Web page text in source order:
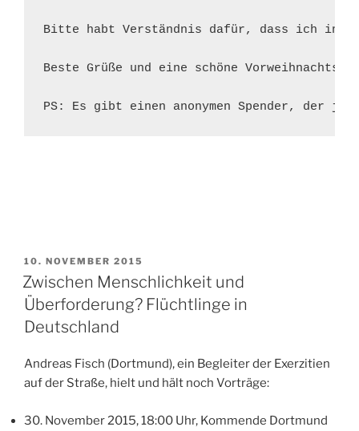
Bitte habt Verständnis dafür, dass ich in
Beste Grüße und eine schöne
PS: Es gibt einen anonymen Spender, der
VERÖFFENTLICHT
AM
10. NOVEMBER 2015
Zwischen Menschlichkeit und
Überforderung? Flüchtlinge in
Deutschland
Andreas Fisch (Dortmund), ein Begleiter der Exerzitien
auf der Straße, hielt und hält noch Vorträge:
30. November 2015, 18:00 Uhr, Kommende Dortmund